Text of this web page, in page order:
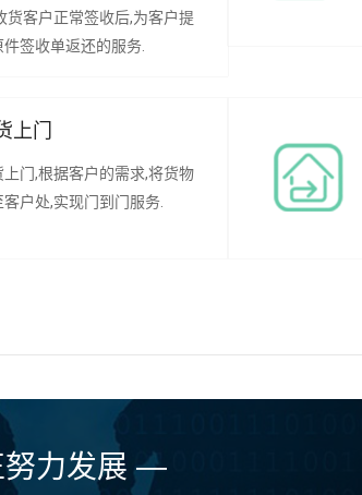
货客户正常签收后,为客户提
件签收单返还的服务.
上门
上门,根据客户的需求,将货物
客户处,实现门到门服务.
力发展 —